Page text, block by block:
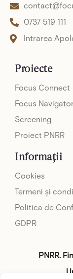
-
0737 519 111
Intrarea
Proiecte
Focus Connect
Focus
Screening
Proiect PNRR
Informații
Cookies
Termeni și
Politica de
GDPR
PNRR.